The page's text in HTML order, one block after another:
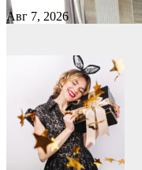
Авг 7, 2026